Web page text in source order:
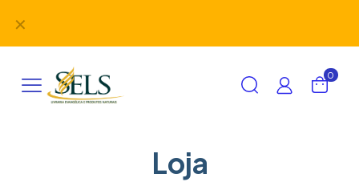
✕
0
Loja